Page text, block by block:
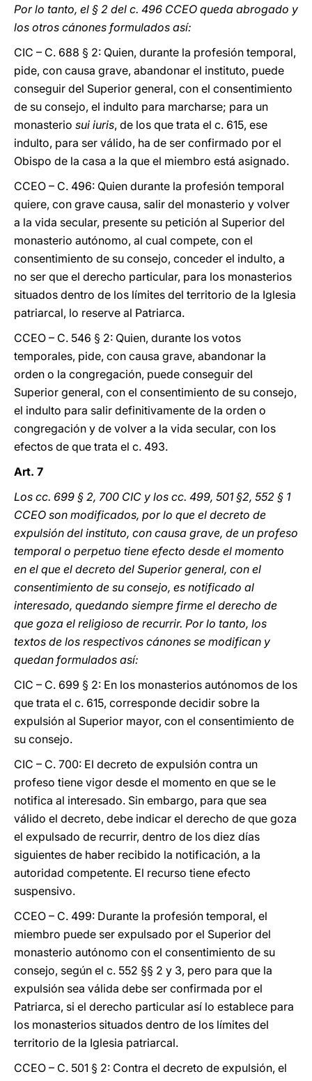
Por lo tanto, el § 2 del c. 496 CCEO queda abrogado y
los otros cánones formulados así:
CIC – C. 688 § 2: Quien, durante la profesión temporal,
pide, con causa grave, abandonar el instituto, puede
conseguir del Superior general, con el consentimiento
de su consejo, el indulto para marcharse; para un
monasterio sui iuris, de los que trata el c. 615, ese
indulto, para ser válido, ha de ser confirmado por el
Obispo de la casa a la que el miembro está asignado.
CCEO – C. 496: Quien durante la profesión temporal
quiere, con grave causa, salir del monasterio y volver
a la vida secular, presente su petición al Superior del
monasterio autónomo, al cual compete, con el
consentimiento de su consejo, conceder el indulto, a
no ser que el derecho particular, para los monasterios
situados dentro de los límites del territorio de la Iglesia
patriarcal, lo reserve al Patriarca.
CCEO – C. 546 § 2: Quien, durante los votos
temporales, pide, con causa grave, abandonar la
orden o la congregación, puede conseguir del
Superior general, con el consentimiento de su consejo,
el indulto para salir definitivamente de la orden o
congregación y de volver a la vida secular, con los
efectos de que trata el c. 493.
Art. 7
Los cc. 699 § 2, 700 CIC y los cc. 499, 501 §2, 552 § 1
CCEO son modificados, por lo que el decreto de
expulsión del instituto, con causa grave, de un profeso
temporal o perpetuo tiene efecto desde el momento
en el que el decreto del Superior general, con el
consentimiento de su consejo, es notificado al
interesado, quedando siempre firme el derecho de
que goza el religioso de recurrir. Por lo tanto, los
textos de los respectivos cánones se modifican y
quedan formulados así:
CIC – C. 699 § 2: En los monasterios autónomos de los
que trata el c. 615, corresponde decidir sobre la
expulsión al Superior mayor, con el consentimiento de
su consejo.
CIC – C. 700: El decreto de expulsión contra un
profeso tiene vigor desde el momento en que se le
notifica al interesado. Sin embargo, para que sea
válido el decreto, debe indicar el derecho de que goza
el expulsado de recurrir, dentro de los diez días
siguientes de haber recibido la notificación, a la
autoridad competente. El recurso tiene efecto
suspensivo.
CCEO – C. 499: Durante la profesión temporal, el
miembro puede ser expulsado por el Superior del
monasterio autónomo con el consentimiento de su
consejo, según el c. 552 §§ 2 y 3, pero para que la
expulsión sea válida debe ser confirmada por el
Patriarca, si el derecho particular así lo establece para
los monasterios situados dentro de los límites del
territorio de la Iglesia patriarcal.
CCEO – C. 501 § 2: Contra el decreto de expulsión, el